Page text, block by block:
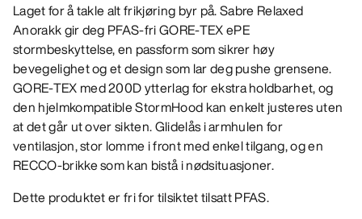
Laget for å takle alt frikjøring byr på. Sabre Relaxed
Anorakk gir deg PFAS-fri GORE-TEX ePE
stormbeskyttelse, en passform som sikrer høy
bevegelighet og et design som lar deg pushe grensene.
GORE-TEX med 200D ytterlag for ekstra holdbarhet, og
den hjelmkompatible StormHood kan enkelt justeres uten
at det går ut over sikten. Glidelås i armhulen for
ventilasjon, stor lomme i front med enkel tilgang, og en
RECCO-brikke som kan bistå i nødsituasjoner.
Dette produktet er fri for tilsiktet tilsatt PFAS.